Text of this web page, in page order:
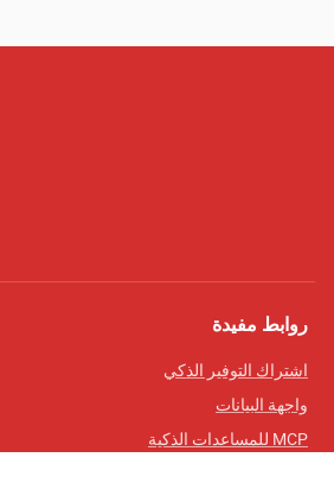
روابط مفيدة
اشتراك التوفير الذكي
واجهة البيانات
MCP للمساعدات الذكية